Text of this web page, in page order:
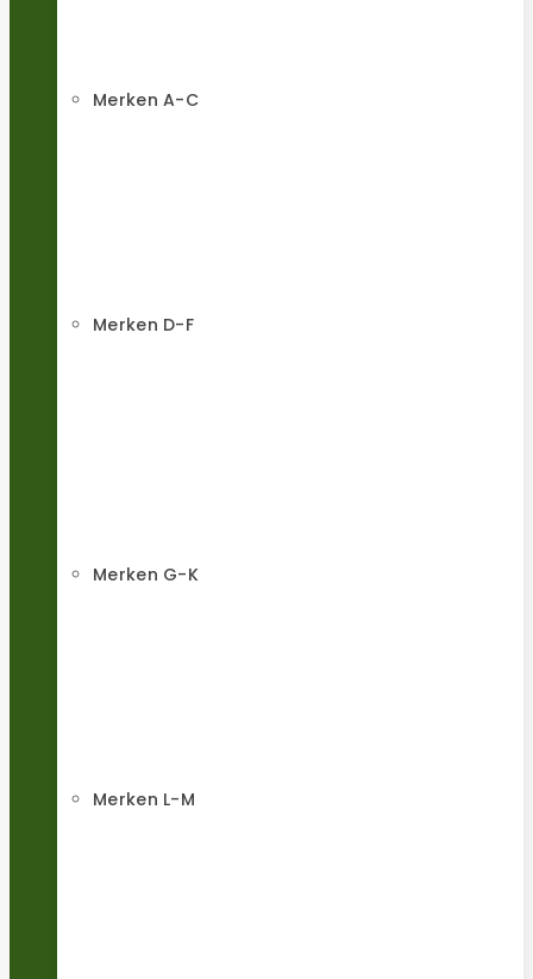
Merken A-C
Merken D-F
Merken G-K
Merken L-M